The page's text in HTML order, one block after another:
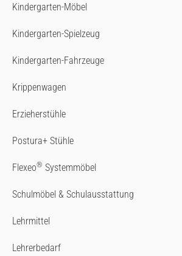
Kindergarten-Möbel
Kindergarten-Spielzeug
Kindergarten-Fahrzeuge
Krippenwagen
Erzieherstühle
Postura+ Stühle
Flexeo® Systemmöbel
Schulmöbel & Schulausstattung
Lehrmittel
Lehrerbedarf